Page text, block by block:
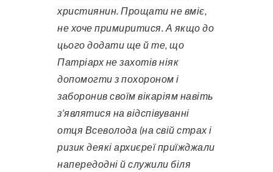
християнин. Прощати не вміє,
не хоче примиритися. А якщо до
цього додати ще й те, що
Патріарх не захотів ніяк
допомогти з похороном і
заборонив своїм вікаріям навіть
з’являтися на відспівуванні
отця Всеволода (на свій страх і
ризик деякі архиєреї приїжджали
напередодні й служили біля